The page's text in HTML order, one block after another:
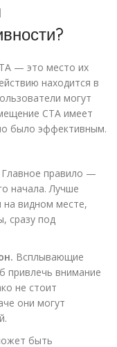
— это место их
находится в
могут
CTA имеет
было эффективным.
Главное правило —
начала. Лучше
на видном месте,
сразу под
Всплывающие
привлечь внимание
не стоит
они могут
быть